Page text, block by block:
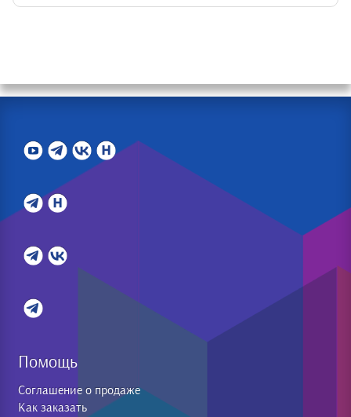
Помощь
Соглашение о продаже
Как заказать